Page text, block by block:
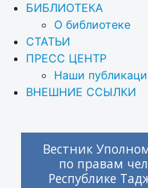
БИБЛИОТЕКА
О библиотеке
СТАТЬИ
ПРЕСС ЦЕНТР
Наши
ВНЕШНИЕ ССЫЛКИ
Вестник
по правам
Республике